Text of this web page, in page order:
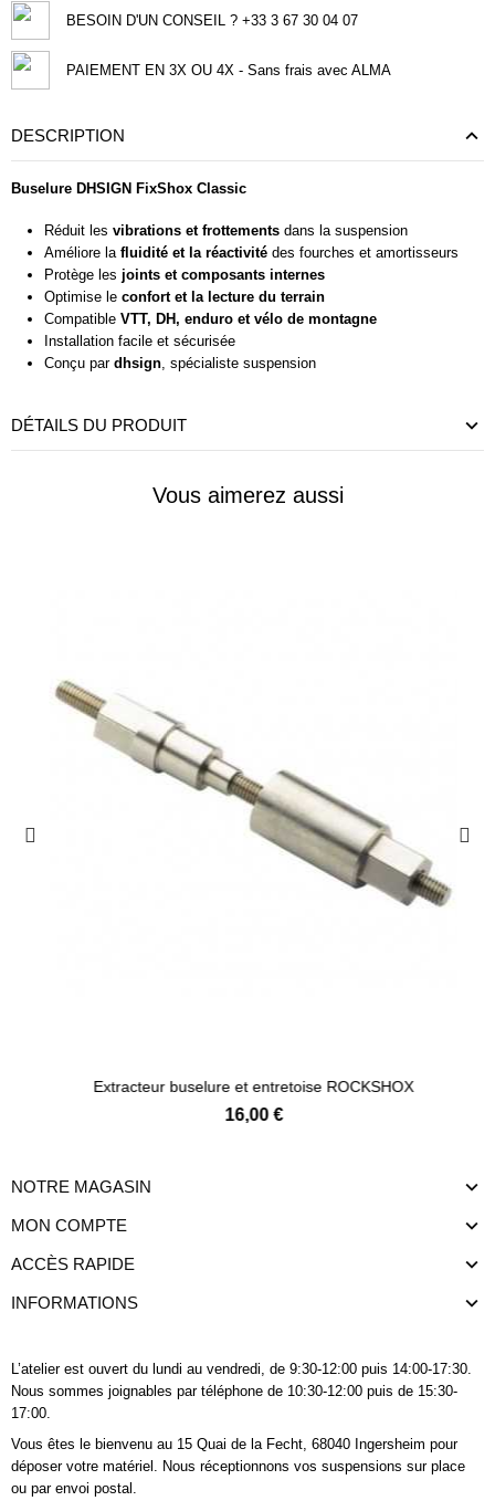
BESOIN D'UN CONSEIL ? +33 3 67 30 04 07
PAIEMENT EN 3X OU 4X - Sans frais avec ALMA
DESCRIPTION
Buselure DHSIGN FixShox Classic
Réduit les vibrations et frottements dans la suspension
Améliore la fluidité et la réactivité des fourches et amortisseurs
Protège les joints et composants internes
Optimise le confort et la lecture du terrain
Compatible VTT, DH, enduro et vélo de montagne
Installation facile et sécurisée
Conçu par dhsign , spécialiste suspension
DÉTAILS DU PRODUIT
Vous aimerez aussi
Extracteur buselure et entretoise ROCKSHOX
16,00 €
NOTRE MAGASIN
MON COMPTE
ACCÈS RAPIDE
INFORMATIONS
L’atelier est ouvert du lundi au vendredi, de 9:30-12:00 puis 14:00-17:30.
Nous sommes joignables par téléphone de 10:30-12:00 puis de 15:30-
17:00.
Vous êtes le bienvenu au 15 Quai de la Fecht, 68040 Ingersheim pour
déposer votre matériel. Nous réceptionnons vos suspensions sur place
ou par envoi postal.